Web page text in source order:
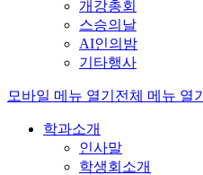
개강총회
스승의날
AI인의밤
기타행사
모바일 메뉴 열기 전체 메뉴 열기
학과소개
인사말
학생회소개